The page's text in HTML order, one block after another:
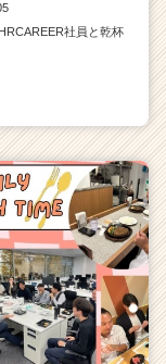
社員と乾杯